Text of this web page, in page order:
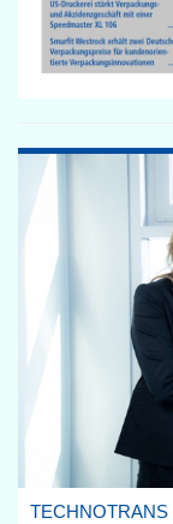
TECHNOTRANS